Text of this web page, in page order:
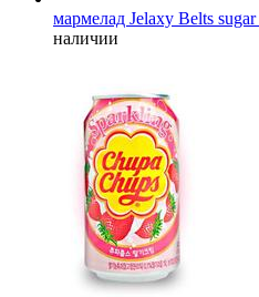
мармелад Jelaxy Belts
наличии